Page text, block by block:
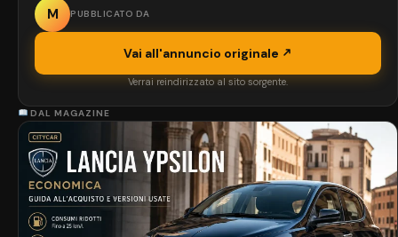
M PUBBLICATO DA
Vai all'annuncio originale
Verrai reindirizzato al sito sorgente.
DAL MAGAZINE